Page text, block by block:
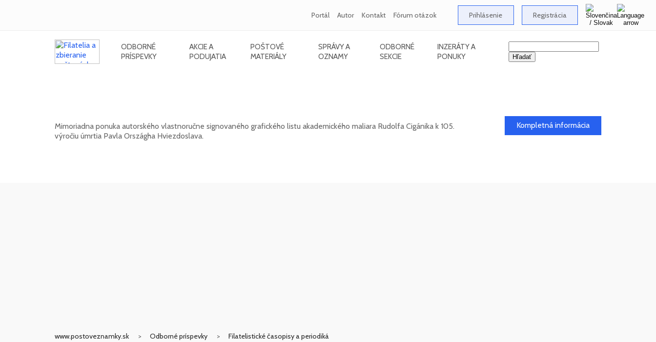
Portál Autor Kontakt Fórum otázok Prihlásenie Registrácia
ODBORNÉ
PRÍSPEVKY
AKCIE A
PODUJATIA
POŠTOVÉ
MATERIÁLY
SPRÁVY A
OZNAMY
ODBORNÉ
SEKCIE
INZERÁTY A
PONUKY
Mimoriadna ponuka autorského vlastnoručne signovaného grafického listu akademického maliara Rudolfa Cigánika k 105.
výročiu úmrtia Pavla Országha Hviezdoslava.
Kompletná informácia
www.postoveznamky.sk Odborné príspevky Filatelistické časopisy a periodiká